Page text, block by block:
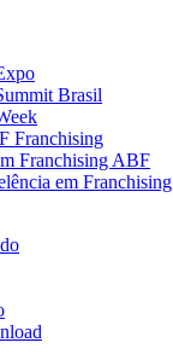
Brasil
Franchising
Franchising ABF
em Franchising